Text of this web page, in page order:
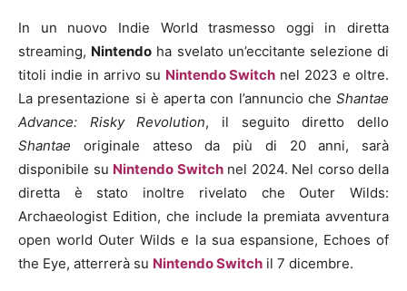
In un nuovo Indie World trasmesso oggi in diretta
streaming, Nintendo ha svelato un’eccitante selezione di
titoli indie in arrivo su Nintendo Switch nel 2023 e oltre.
La presentazione si è aperta con l’annuncio che Shantae
Advance: Risky Revolution, il seguito diretto dello
Shantae originale atteso da più di 20 anni, sarà
disponibile su Nintendo Switchnel 2024. Nel corso della
diretta è stato inoltre rivelato che Outer Wilds:
Archaeologist Edition, che include la premiata avventura
open world Outer Wilds e la sua espansione, Echoes of
the Eye, atterrerà su Nintendo Switch il 7 dicembre.